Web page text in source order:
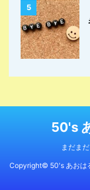
5
50's
まだま
Copyright© 50's あおは